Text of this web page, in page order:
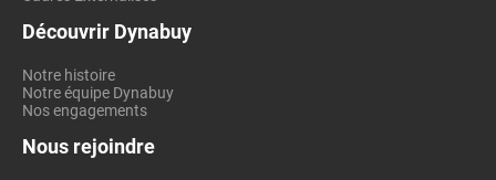
Découvrir Dynabuy
Notre histoire
Notre équipe Dynabuy
Nos engagements
Nous rejoindre